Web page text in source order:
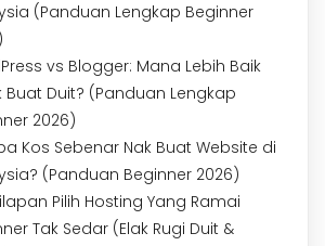
(Panduan Lengkap Beginner
vs Blogger: Mana Lebih Baik
Buat Duit? (Panduan Lengkap
2026)
Kos Sebenar Nak Buat Website di
(Panduan Beginner 2026)
Pilih Hosting Yang Ramai
Tak Sedar (Elak Rugi Duit &